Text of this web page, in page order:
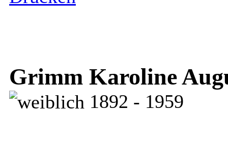
Grimm Karoline
1892 - 1959